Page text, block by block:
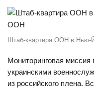
Штаб-квартира ООН в Нью-
Мониторинговая миссия
украинскими
из российского плена.